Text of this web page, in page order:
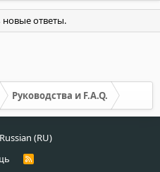
новые ответы.
Руководства и F.A.Q.
Russian (RU)
R